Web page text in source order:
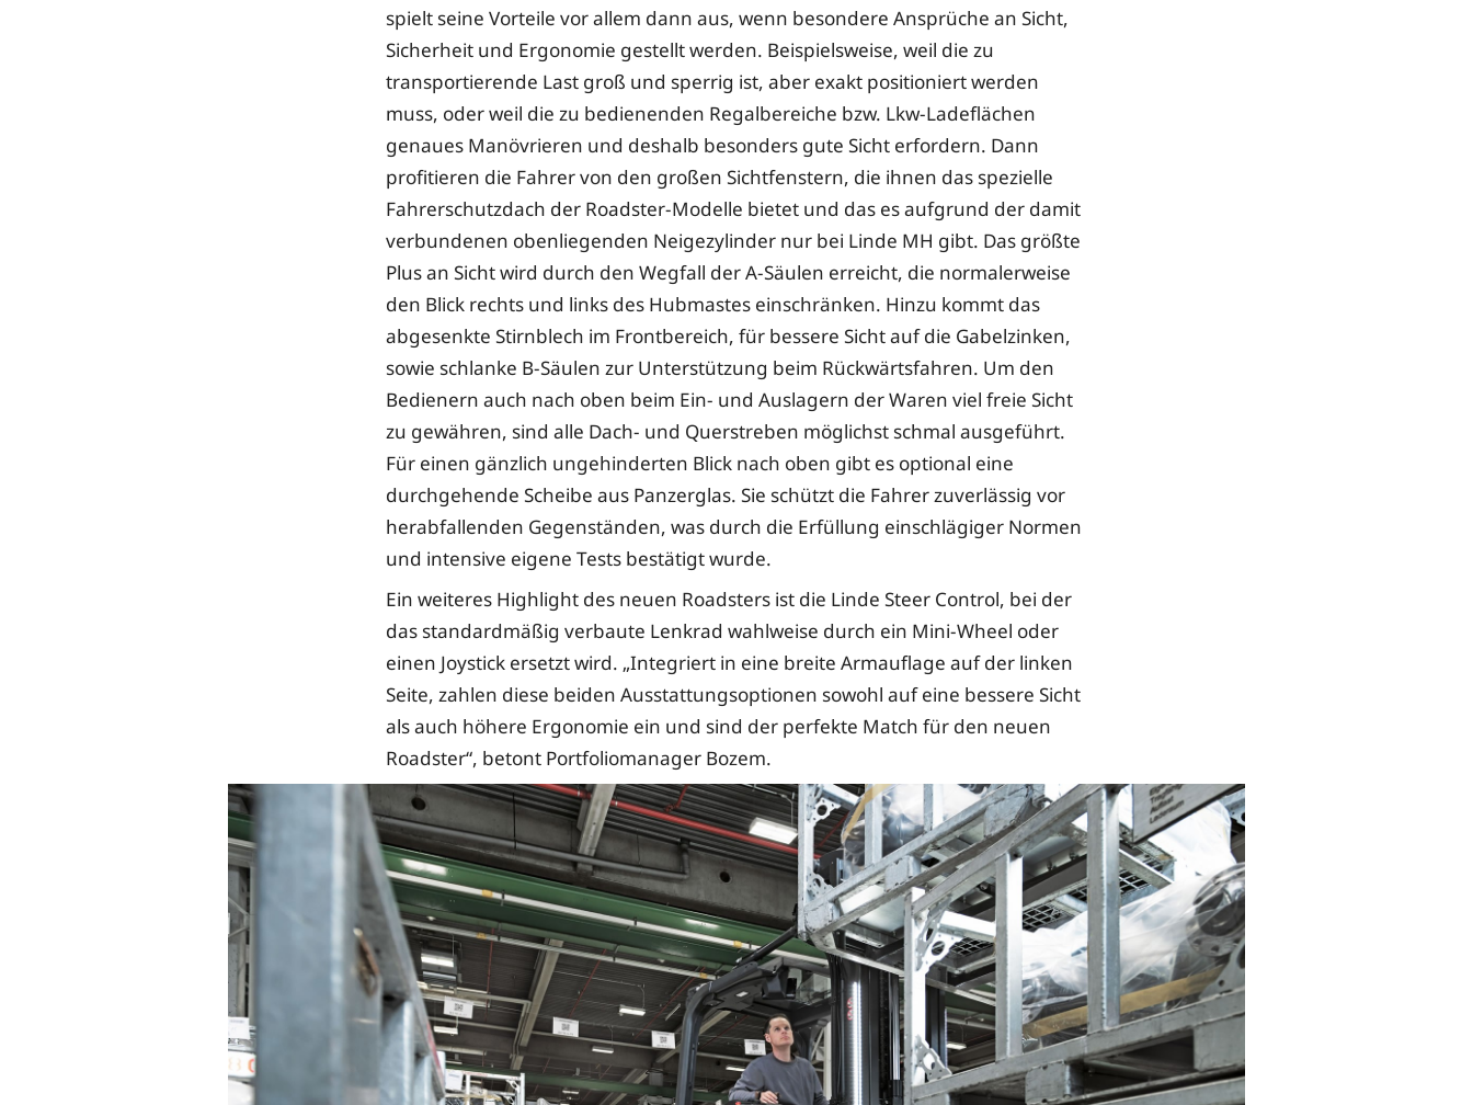
spielt seine Vorteile vor allem dann aus, wenn besondere Ansprüche an Sicht,
Sicherheit und Ergonomie gestellt werden. Beispielsweise, weil die zu
transportierende Last groß und sperrig ist, aber exakt positioniert werden
muss, oder weil die zu bedienenden Regalbereiche bzw. Lkw-Ladeflächen
genaues Manövrieren und deshalb besonders gute Sicht erfordern. Dann
profitieren die Fahrer von den großen Sichtfenstern, die ihnen das spezielle
Fahrerschutzdach der Roadster-Modelle bietet und das es aufgrund der damit
verbundenen obenliegenden Neigezylinder nur bei Linde MH gibt. Das größte
Plus an Sicht wird durch den Wegfall der A-Säulen erreicht, die normalerweise
den Blick rechts und links des Hubmastes einschränken. Hinzu kommt das
abgesenkte Stirnblech im Frontbereich, für bessere Sicht auf die Gabelzinken,
sowie schlanke B-Säulen zur Unterstützung beim Rückwärtsfahren. Um den
Bedienern auch nach oben beim Ein- und Auslagern der Waren viel freie Sicht
zu gewähren, sind alle Dach- und Querstreben möglichst schmal ausgeführt.
Für einen gänzlich ungehinderten Blick nach oben gibt es optional eine
durchgehende Scheibe aus Panzerglas. Sie schützt die Fahrer zuverlässig vor
herabfallenden Gegenständen, was durch die Erfüllung einschlägiger Normen
und intensive eigene Tests bestätigt wurde.
Ein weiteres Highlight des neuen Roadsters ist die Linde Steer Control, bei der
das standardmäßig verbaute Lenkrad wahlweise durch ein Mini-Wheel oder
einen Joystick ersetzt wird. „Integriert in eine breite Armauflage auf der linken
Seite, zahlen diese beiden Ausstattungsoptionen sowohl auf eine bessere Sicht
als auch höhere Ergonomie ein und sind der perfekte Match für den neuen
Roadster“, betont Portfoliomanager Bozem.